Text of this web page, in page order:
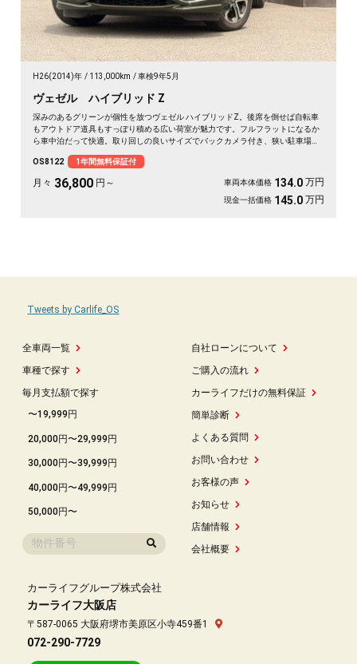
H26(2014)年 113,000km 車検9年5月
ヴェゼル ハイブリッド Z
深みのあるグリーンが個性を放つヴェゼル ハイブリッドZ。後席を倒せば自転車
もアウトドア道具もすっぽり積める広い荷室が魅力です。フルフラットになるか
ら車中泊だって快適。取り回しの良いサイズでバックカメラ付き、狭い駐車場も
コーダー付きで万が一の時も映像で安心。走りに彩りを添える一台です《1年保
証付》🚗✨💚💺😎
OS8122 1年間無料保証付
月々 36,800 円～ 車両本体価格 134.0 万円
現金一括価格 145.0 万円
全車両一覧
車種で探す
毎月支払額で探す
〜19,999円
20,000円〜29,999円
30,000円〜39,999円
40,000円〜49,999円
50,000円〜
自社ローンについて
ご購入の流れ
カーライフだけの無料保証
簡単診断
よくある質問
お問い合わせ
お客様の声
お知らせ
店舗情報
会社概要
Tweets by Carlife_OS
カーライフグループ株式会社
カーライフ大阪店
〒587-0065 大阪府堺市美原区小寺459番1
072-290-7729